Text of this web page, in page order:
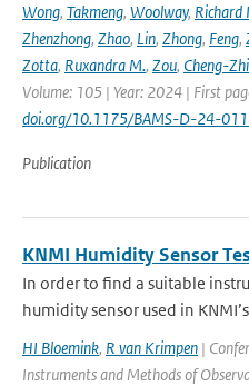
Wong, Takmeng, Woolway, Richard
Zhenzhong, Zhao, Lin, Zhong, Feng,
Zotta, Ruxandra M., Zou, Cheng-Zhi
Volume: 105 | Year: 2024 | First
doi.org/10.1175/BAMS-D-24-
Publication
KNMI Humidity Sensor
In order to find a suitable
humidity sensor used in
HI Bloemink, R van Krimpen |
Instruments and Methods of